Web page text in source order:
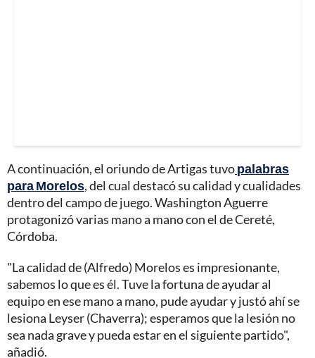
A continuación, el oriundo de Artigas tuvopalabras
para Morelos, del cual destacó su calidad y cualidades
dentro del campo de juego. Washington Aguerre
protagonizó varias mano a mano con el de Cereté,
Córdoba.
"La calidad de (Alfredo) Morelos es impresionante,
sabemos lo que es él. Tuve la fortuna de ayudar al
equipo en ese mano a mano, pude ayudar y justó ahí se
lesiona Leyser (Chaverra); esperamos que la lesión no
sea nada grave y pueda estar en el siguiente partido",
añadió.